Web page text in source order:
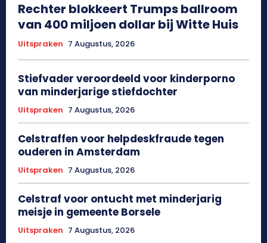
Rechter blokkeert Trumps ballroom
van 400 miljoen dollar bij Witte Huis
Uitspraken 7 Augustus, 2026
Stiefvader veroordeeld voor kinderporno
van minderjarige stiefdochter
Uitspraken 7 Augustus, 2026
Celstraffen voor helpdeskfraude tegen
ouderen in Amsterdam
Uitspraken 7 Augustus, 2026
Celstraf voor ontucht met minderjarig
meisje in gemeente Borsele
Uitspraken 7 Augustus, 2026